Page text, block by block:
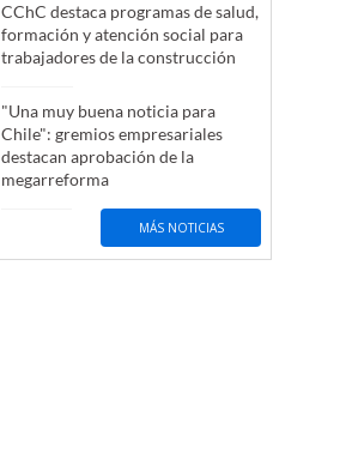
CChC destaca programas de salud,
formación y atención social para
trabajadores de la construcción
"Una muy buena noticia para
Chile": gremios empresariales
destacan aprobación de la
megarreforma
MÁS NOTICIAS